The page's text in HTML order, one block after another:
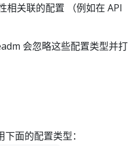
相关联的配置 （例如在 API
会忽略这些配置类型并打
面的配置类型：